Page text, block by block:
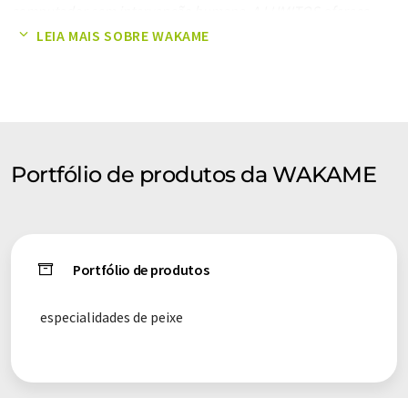
essas traduções automáticas para apresentar uma gama mais
LEIA MAIS SOBRE WAKAME
Portfólio de produtos da WAKAME
Portfólio de produtos
especialidades de peixe